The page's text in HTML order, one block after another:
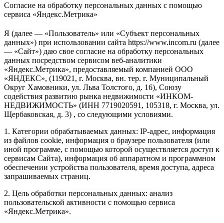
Согласие на обработку персональных данных с помощью
сервиса «Яндекс.Метрика»
Я (далее — «Пользователь» или «Субъект персональных
данных») при использовании сайта https://www.incom.ru (далее
— «Сайт») даю свое согласие на обработку персональных
данных посредством сервисом веб-аналитики
«Яндекс.Метрика», предоставляемый компанией ООО
«ЯНДЕКС», (119021, г. Москва, вн. тер. г. Муниципальный
Округ Хамовники, ул. Льва Толстого, д. 16), Союзу
содействия развитию рынка недвижимости «ИНКОМ-
НЕДВИЖИМОСТЬ» (ИНН 7719020591, 105318, г. Москва, ул.
Щербаковская, д. 3) , со следующими условиями.
1. Категории обрабатываемых данных: IP-адрес, информация
из файлов cookie, информация о браузере пользователя (или
иной программе, с помощью которой осуществляется доступ к
сервисам Сайта), информация об аппаратном и программном
обеспечении устройства пользователя, время доступа, адреса
запрашиваемых страниц.
2. Цель обработки персональных данных: анализ
пользовательской активности с помощью сервиса
«Яндекс.Метрика».